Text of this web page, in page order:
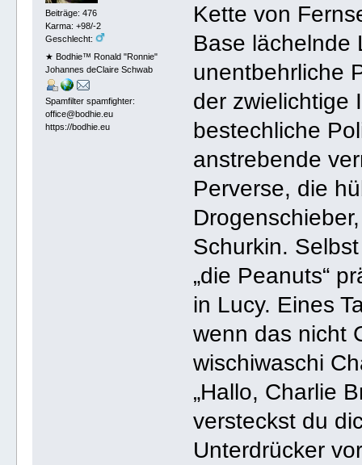
Beiträge: 476
Karma: +98/-2
Geschlecht:
★ Bodhie™ Ronald "Ronnie"
Johannes deClaire Schwab
Spamfilter spamfighter:
office@bodhie.eu
https://bodhie.eu
Kette von
Base lächelnde
unentbehrliche
der zwielichtige
bestechliche
anstrebende
Perverse, die
Schurkin.
„die Peanuts“
in Lucy. Eines
wenn das nicht
wischiwaschi
„Hallo, Charlie
versteckst du
Unterdrücker